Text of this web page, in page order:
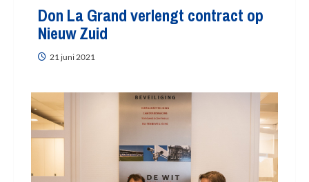
Don La Grand verlengt contract op
Nieuw Zuid
21 juni 2021